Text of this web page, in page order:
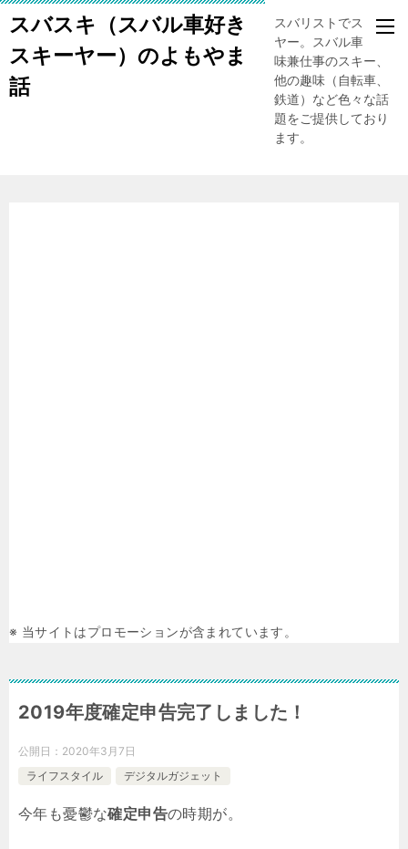
スバスキ（スバル車好き
スキーヤー）のよもやま
話
スバリストでスキー
ヤー。スバル車、趣
味兼仕事のスキー、
他の趣味（自転車、
鉄道）など色々な話
題をご提供しており
ます。
※ 当サイトはプロモーションが含まれています。
2019年度確定申告完了しました！
公開日： 2020年3月7日
ライフスタイル
デジタルガジェット
今年も憂鬱な確定申告の時期が。